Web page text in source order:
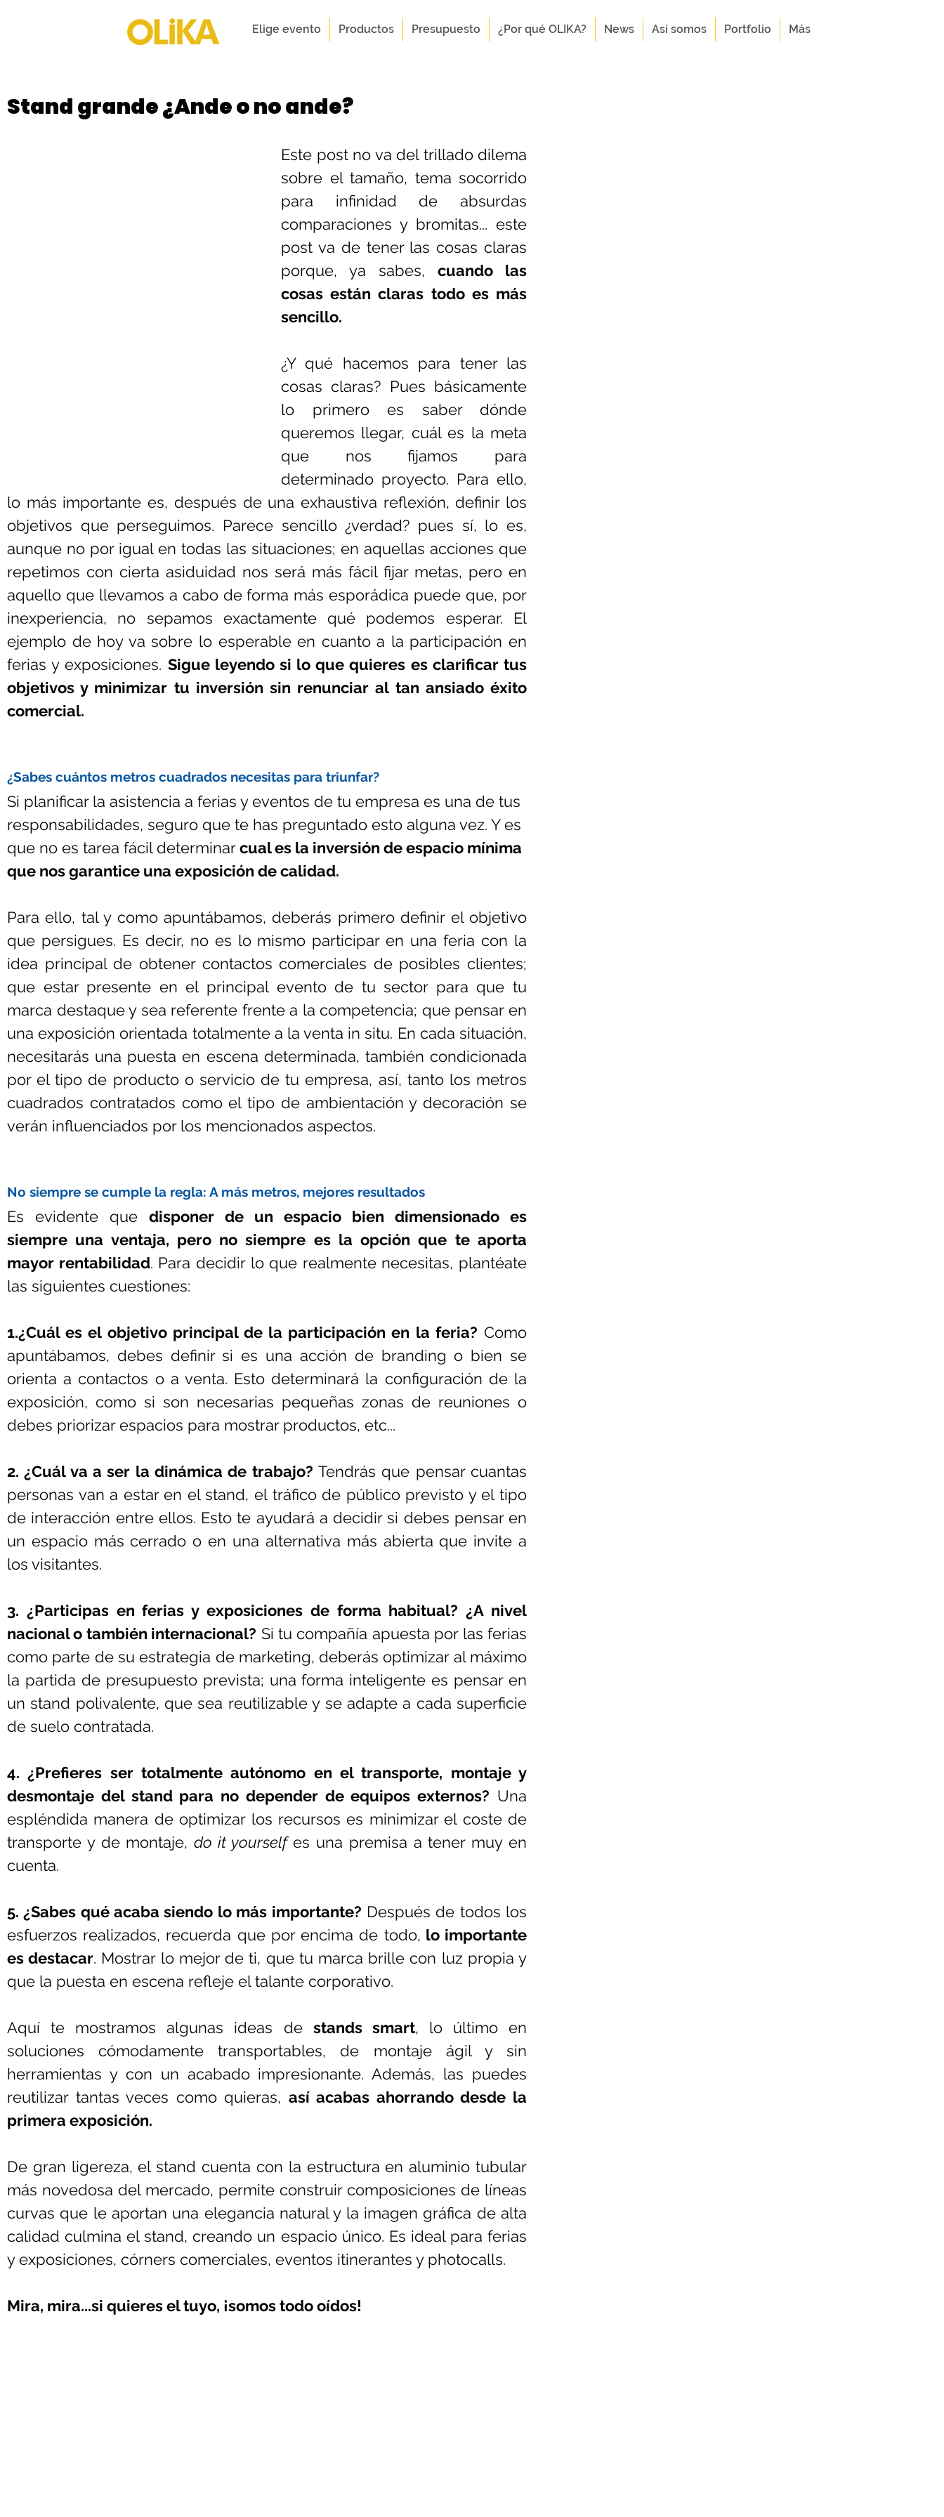
Elige evento Productos Presupuesto ¿Por qué OLIKA? News Así somos Portfolio Más
Stand grande ¿Ande o no ande?
Este post no va del trillado dilema
sobre el tamaño, tema socorrido
para infinidad de absurdas
comparaciones y bromitas... este
post va de tener las cosas claras
porque, ya sabes, cuando las
cosas están claras todo es más
sencillo.
¿Y qué hacemos para tener las
cosas claras? Pues básicamente
lo primero es saber dónde
queremos llegar, cuál es la meta
que nos fijamos para
determinado proyecto. Para ello,
lo más importante es, después de una exhaustiva reflexión, definir los
objetivos que perseguimos. Parece sencillo ¿verdad? pues sí, lo es,
aunque no por igual en todas las situaciones; en aquellas acciones que
repetimos con cierta asiduidad nos será más fácil fijar metas, pero en
aquello que llevamos a cabo de forma más esporádica puede que, por
inexperiencia, no sepamos exactamente qué podemos esperar. El
ejemplo de hoy va sobre lo esperable en cuanto a la participación en
ferias y exposiciones. Sigue leyendo si lo que quieres es clarificar tus
objetivos y minimizar tu inversión sin renunciar al tan ansiado éxito
comercial.
¿Sabes cuántos metros cuadrados necesitas para triunfar?
Si planificar la asistencia a ferias y eventos de tu empresa es una de tus
responsabilidades, seguro que te has preguntado esto alguna vez. Y es
que no es tarea fácil determinar cual es la inversión de espacio mínima
que nos garantice una exposición de calidad.
Para ello, tal y como apuntábamos, deberás primero definir el objetivo
que persigues. Es decir, no es lo mismo participar en una feria con la
idea principal de obtener contactos comerciales de posibles clientes;
que estar presente en el principal evento de tu sector para que tu
marca destaque y sea referente frente a la competencia; que pensar en
una exposición orientada totalmente a la venta in situ. En cada situación,
necesitarás una puesta en escena determinada, también condicionada
por el tipo de producto o servicio de tu empresa, así, tanto los metros
cuadrados contratados como el tipo de ambientación y decoración se
verán influenciados por los mencionados aspectos.
No siempre se cumple la regla: A más metros, mejores resultados
Es evidente que disponer de un espacio bien dimensionado es
siempre una ventaja, pero no siempre es la opción que te aporta
mayor rentabilidad. Para decidir lo que realmente necesitas, plantéate
las siguientes cuestiones:
1.¿Cuál es el objetivo principal de la participación en la feria? Como
apuntábamos, debes definir si es una acción de branding o bien se
orienta a contactos o a venta. Esto determinará la configuración de la
exposición, como si son necesarias pequeñas zonas de reuniones o
debes priorizar espacios para mostrar productos, etc...
2. ¿Cuál va a ser la dinámica de trabajo? Tendrás que pensar cuantas
personas van a estar en el stand, el tráfico de público previsto y el tipo
de interacción entre ellos. Esto te ayudará a decidir si debes pensar en
un espacio más cerrado o en una alternativa más abierta que invite a
los visitantes.
3. ¿Participas en ferias y exposiciones de forma habitual? ¿A nivel
nacional o también internacional? Si tu compañía apuesta por las ferias
como parte de su estrategia de marketing, deberás optimizar al máximo
la partida de presupuesto prevista; una forma inteligente es pensar en
un stand polivalente, que sea reutilizable y se adapte a cada superficie
de suelo contratada.
4. ¿Prefieres ser totalmente autónomo en el transporte, montaje y
desmontaje del stand para no depender de equipos externos? Una
espléndida manera de optimizar los recursos es minimizar el coste de
transporte y de montaje, do it yourself es una premisa a tener muy en
cuenta.
5. ¿Sabes qué acaba siendo lo más importante? Después de todos los
esfuerzos realizados, recuerda que por encima de todo, lo importante
es destacar. Mostrar lo mejor de ti, que tu marca brille con luz propia y
que la puesta en escena refleje el talante corporativo.
Aquí te mostramos algunas ideas de stands smart, lo último en
soluciones cómodamente transportables, de montaje ágil y sin
herramientas y con un acabado impresionante. Además, las puedes
reutilizar tantas veces como quieras, así acabas ahorrando desde la
primera exposición.
De gran ligereza, el stand cuenta con la estructura en aluminio tubular
más novedosa del mercado, permite construir composiciones de líneas
curvas que le aportan una elegancia natural y la imagen gráfica de alta
calidad culmina el stand, creando un espacio único. Es ideal para ferias
y exposiciones, córners comerciales, eventos itinerantes y photocalls.
Mira, mira...si quieres el tuyo, ¡somos todo oídos!